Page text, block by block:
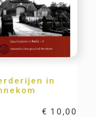
in
€ 10,00